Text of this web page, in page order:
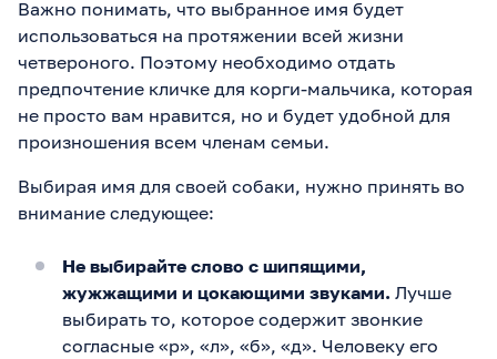
Важно понимать, что выбранное имя будет
использоваться на протяжении всей жизни
четвероного. Поэтому необходимо отдать
предпочтение кличке для корги-мальчика, которая
не просто вам нравится, но и будет удобной для
произношения всем членам семьи.
Выбирая имя для своей собаки, нужно принять во
внимание следующее:
Не выбирайте слово с шипящими,
жужжащими и цокающими звуками. Лучше
выбирать то, которое содержит звонкие
согласные «р», «л», «б», «д». Человеку его